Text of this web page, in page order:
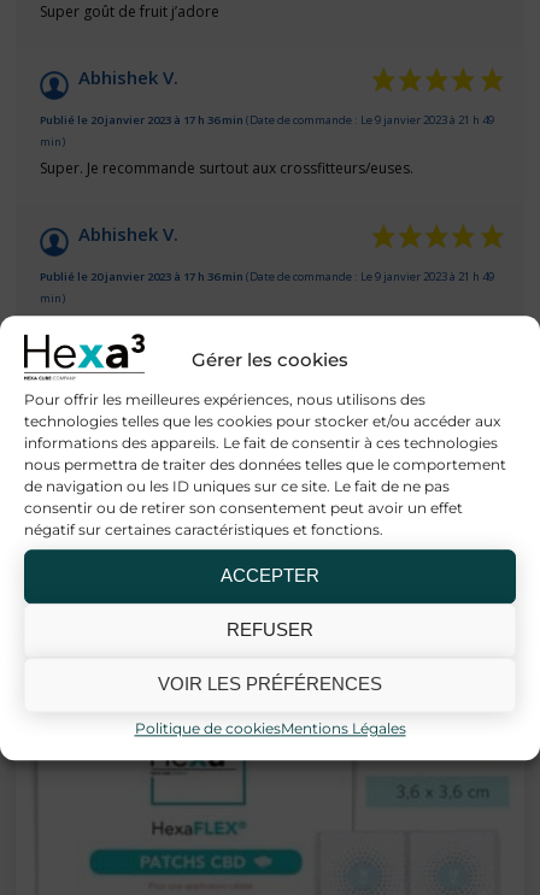
Gérer les cookies
Pour offrir les meilleures expériences, nous utilisons des
technologies telles que les cookies pour stocker et/ou accéder aux
informations des appareils. Le fait de consentir à ces technologies
nous permettra de traiter des données telles que le comportement
de navigation ou les ID uniques sur ce site. Le fait de ne pas
consentir ou de retirer son consentement peut avoir un effet
négatif sur certaines caractéristiques et fonctions.
ACCEPTER
REFUSER
VOIR LES PRÉFÉRENCES
Politique de cookiesMentions Légales
Super goût de fruit j’adore
Abhishek V.
Publié le 20 janvier 2023 à 17 h 36 min(Date de commande : Le 9 janvier 2023 à 21 h 49
min)
Super. Je recommande surtout aux crossfitteurs/euses.
Abhishek V.
Publié le 20 janvier 2023 à 17 h 36 min(Date de commande : Le 9 janvier 2023 à 21 h 49
min)
AFFICHER PLUS D'AVIS
Produits similaires